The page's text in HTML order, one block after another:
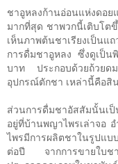
ชาอูหลงก้านอ่อนแห่งดอ
มากที่สุด ชาพวกนี้เติบโต
เห็นภาพต้นชาเรียงเป็นแ
การดื่มชาอูหลง ซึ่งดูเป็น
บาท ประกอบด้วยถ้วย
อุปกรณ์ตักชา เหล่านี้คือสิ
ส่วนการดื่มชาอัสสัมนั้นเ
อยู่ที่บ้านพญาไพรเล่าจอ
ไพรมีการผลิตชาในรูปแ
ต่อปี จากการขายใบชา